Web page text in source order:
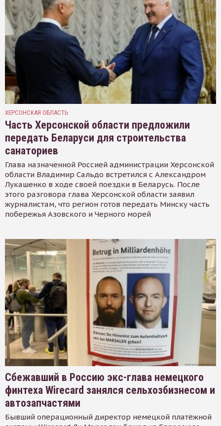
ХЕРСОНСКАЯ ОБЛАСТЬ
Часть Херсонской области предложили
передать Беларуси для строительства
санаториев
Глава назначенной Россией администрации Херсонской
области Владимир Сальдо встретился с Александром
Лукашенко в ходе своей поездки в Беларусь. После
этого разговора глава Херсонской области заявил
журналистам, что регион готов передать Минску часть
побережья Азовского и Черного морей
Сбежавший в Россию экс-глава немецкого
финтеха Wirecard занялся сельхозбизнесом и
автозапчастями
Бывший операционный директор немецкой платёжной